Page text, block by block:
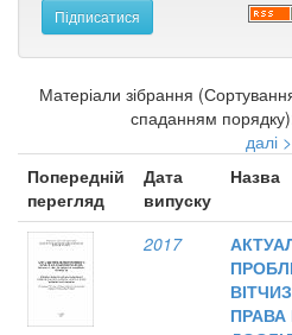
Матеріали зібрання
спаданням
далі >
Попередній
перегляд
Дата
випуску
Назва
2017
ПРАВА